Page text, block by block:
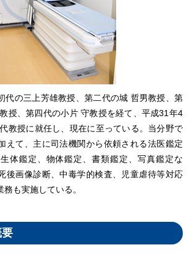
代の三上芳雄教授、第二代の城 哲男教授、第
授、第四代の小片 守教授を経て、平成31年4
教授に就任し、現在に至っている。当分野で
えて、主に司法機関から依頼される法医鑑定
体鑑定、物体鑑定、書類鑑定、写真鑑定な
後画像診断、中毒学的検査、児童虐待等対応
も実施している。